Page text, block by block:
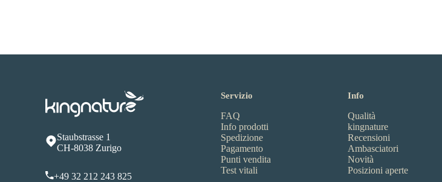
Staubstrasse 1
CH-8038 Zurigo
+49 32 212 243 825
Servizio
FAQ
Info prodotti
Spedizione
Pagamento
Punti vendita
Test vitali
Info
Qualità
kingnature
Recensioni
Ambasciatori
Novità
Posizioni aperte